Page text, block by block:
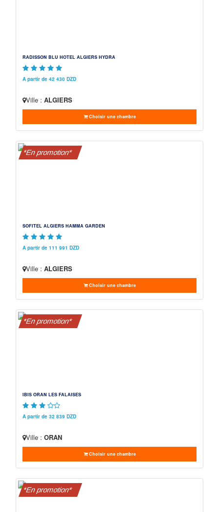
RADISSON BLU HOTEL ALGIERS HYDRA
A partir de 42 430 DZD
Ville : ALGIERS
Choisir une chambre
*En promotion*
SOFITEL ALGIERS HAMMA GARDEN
A partir de 111 991 DZD
Ville : ALGIERS
Choisir une chambre
*En promotion*
IBIS ORAN LES FALAISES
A partir de 32 839 DZD
Ville : ORAN
Choisir une chambre
*En promotion*